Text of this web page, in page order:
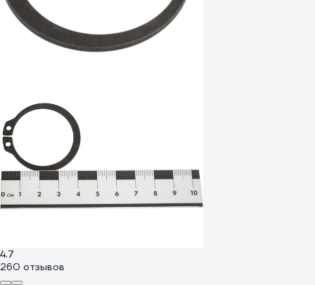
4.7
260 отзывов